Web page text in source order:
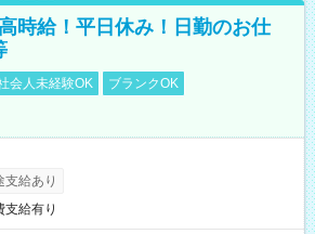
時給！平日休み！日勤のお仕
会人未経験OK
ブランクOK
支給あり
支給有り